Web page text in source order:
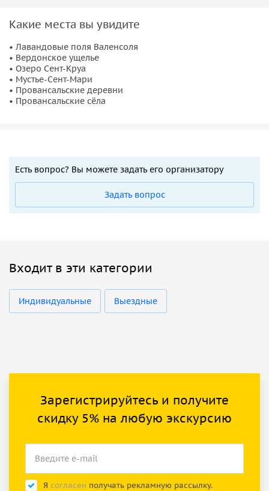
Какие места вы увидите
• Лавандовые поля Валенсоля
• Вердонское ущелье
• Озеро Сент-Круа
• Мустье-Сент-Мари
• Провансальские деревни
• Провансальские сёла
Есть вопрос? Вы можете задать его организатору
Задать вопрос
Входит в эти категории
Индивидуальные Выездные
Зарегистрируйтесь и получите
скидку 5% на любую экскурсию
Я согласен получать рекламную рассылку.